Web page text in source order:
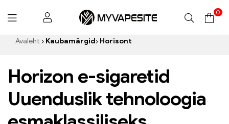
Myvapesite.de
0
Avaleht Kaubamärgid Horisont
Horizon e-sigaretid
Uuenduslik tehnoloogia